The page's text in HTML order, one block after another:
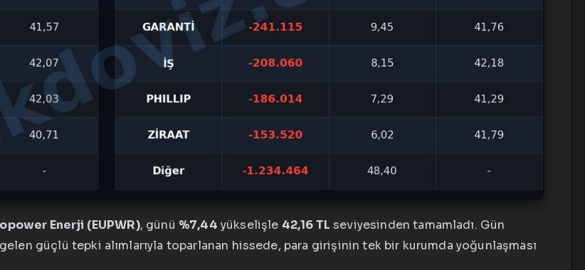
Enerji (EUPWR), günü %7,44 yükselişle 42,16 TL seviyesinden tamamladı. Gün
güçlü tepki alımlarıyla toparlanan hissede, para girişinin tek bir kurumda yoğunlaşması